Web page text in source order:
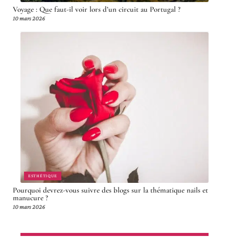
Voyage : Que faut-il voir lors d’un circuit au Portugal ?
10 mars 2026
ESTHÉTIQUE
Pourquoi devrez-vous suivre des blogs sur la thématique nails et
manucure ?
10 mars 2026